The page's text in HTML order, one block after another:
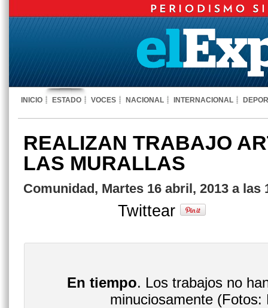
INICIO ESTADO VOCES NACIONAL INTERNACIONAL
REALIZAN TRABAJO
LAS MURALLAS
Comunidad, Martes 16 abril, 2013 a las
Twittear
En tiempo. Los trabajos no
minuciosamente (Fotos: